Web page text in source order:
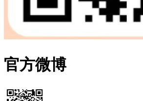
官方微博